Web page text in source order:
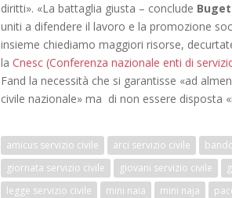
diritti». «La battaglia giusta – conclude
uniti a difendere il lavoro e la promozione
insieme chiediamo maggiori risorse,
la Cnesc (Conferenza nazionale enti di
Fand la necessità che si garantisse «ad
civile nazionale» ma di non essere disposta
amicus servizio civile arci servizio civile
giornata servizio civile
giovani servizio civile
legge servizio civile
mini naia mini naja